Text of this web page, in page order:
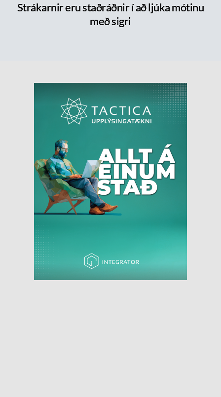
Strákarnir eru staðráðnir í að ljúka mótinu
með sigri